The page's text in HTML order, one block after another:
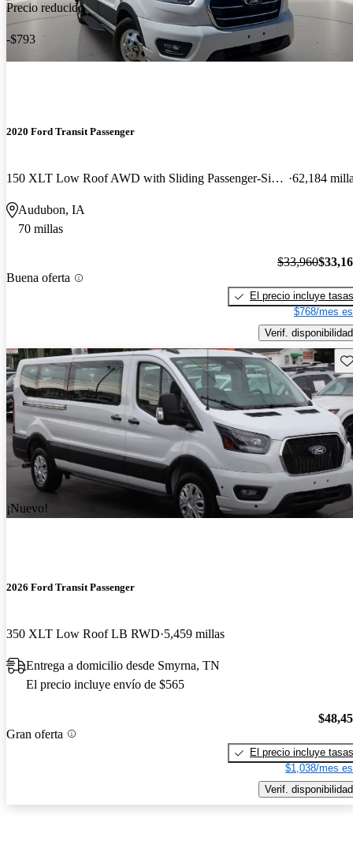
Precio reducido
-$793
2020 Ford Transit Passenger
150 XLT Low Roof AWD with Sliding Passenger-Side Door 62,184
Audubon, IA
70 millas
Buena oferta
$33,960
El precio incluye tasas
$768/mes
Verif. disponibilidad
¡Nuevo!
2026 Ford Transit Passenger
350 XLT Low Roof LB RWD 5,459 millas
Entrega a domicilio desde Smyrna, TN
El precio incluye envío de $565
Gran oferta
El precio incluye tasas
$1,038/mes
Verif. disponibilidad